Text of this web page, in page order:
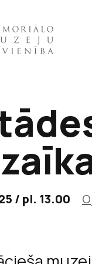
/ pl. 13.00